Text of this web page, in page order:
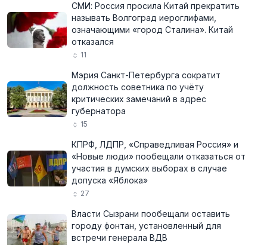
СМИ: Россия просила Китай прекратить
называть Волгоград иероглифами,
означающими «город Сталина». Китай
отказался
11
Мэрия Санкт-Петербурга сократит
должность советника по учёту
критических замечаний в адрес
губернатора
15
КПРФ, ЛДПР, «Справедливая Россия» и
«Новые люди» пообещали отказаться от
участия в думских выборах в случае
допуска «Яблока»
27
Власти Сызрани пообещали оставить
городу фонтан, установленный для
встречи генерала ВДВ